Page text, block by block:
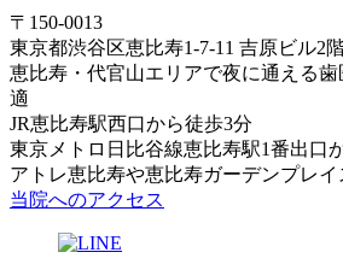
〒150-0013
東京都渋谷区恵比寿1-7-11 吉原ビル2
恵比寿・代官山エリアで夜に通える
適
JR恵比寿駅西口から徒歩3分
東京メトロ日比谷線恵比寿駅1番出口
アトレ恵比寿や恵比寿ガーデンプレイ
当院へのアクセス